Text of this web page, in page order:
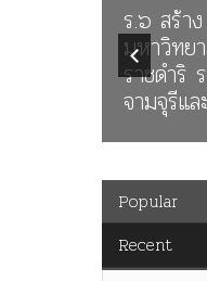
ร.๖ สร้า
มหาวิทย
ราชดำริ
จามจุรีแล
Popular
Recent